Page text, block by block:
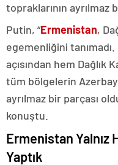
topraklarının ayrılmaz
Putin, “Ermenistan,
egemenliğini
açısından hem Dağlık
tüm bölgelerin
ayrılmaz bir parçası
konuştu.
Ermenistan Yalnız
Yaptık